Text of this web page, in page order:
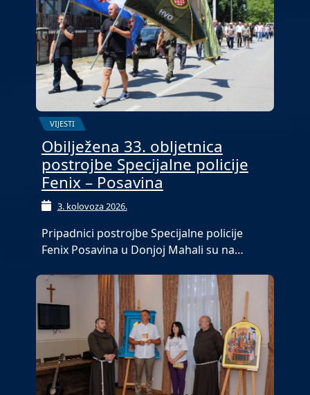
VIJESTI
Obilježena 33. obljetnica
postrojbe Specijalne policije
Fenix – Posavina
3. kolovoza 2026.
Pripadnici postrojbe Specijalne policije
Fenix Posavina u Donjoj Mahali su na…